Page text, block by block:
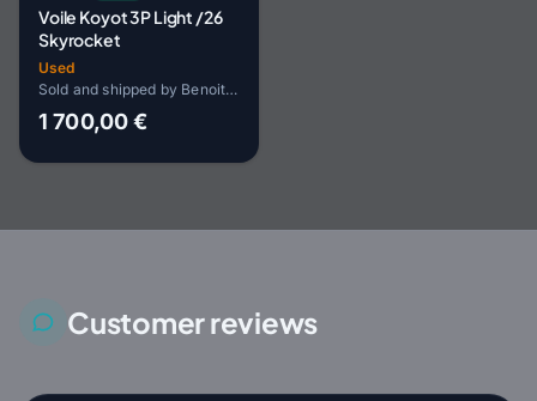
Voile Koyot 3P Light /26
Skyrocket
Used
Sold and shipped by Benoit HOPP
1 700,00 €
Customer reviews